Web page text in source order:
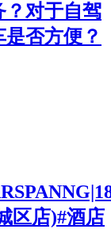
？对于自驾
否方便？
区店)#酒店